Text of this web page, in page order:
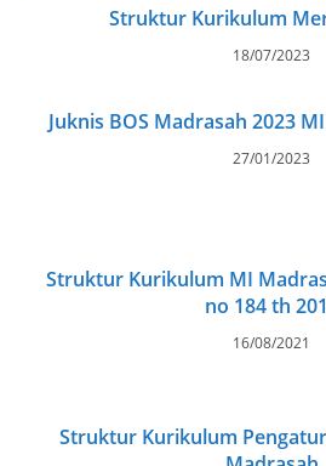
Struktur Kurikulum
18/07/2023
Juknis BOS Madrasah 2023
27/01/2023
Struktur Kurikulum MI
no 184 th
16/08/2021
Struktur Kurikulum